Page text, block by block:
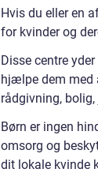
Hvis du eller en
for kvinder og
Disse centre
hjælpe dem med
rådgivning,
Børn er ingen
omsorg og
dit lokale kvinde